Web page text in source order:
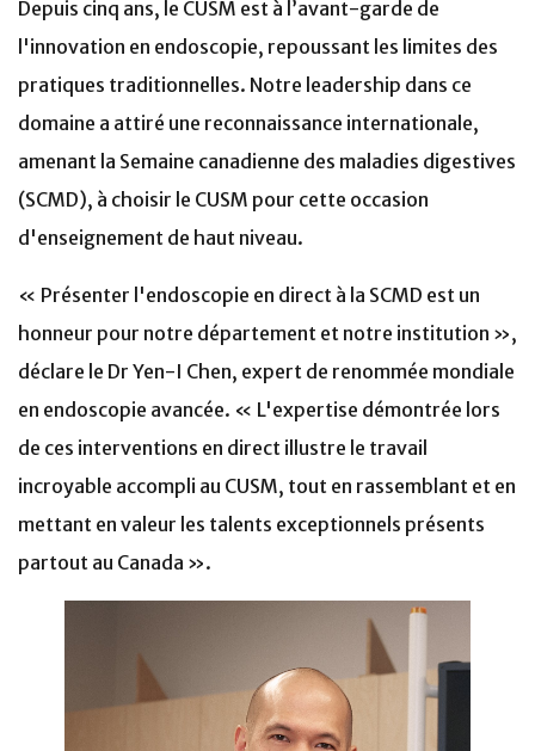
Depuis cinq ans, le CUSM est à l’avant-garde de
l'innovation en endoscopie, repoussant les limites des
pratiques traditionnelles. Notre leadership dans ce
domaine a attiré une reconnaissance internationale,
amenant la Semaine canadienne des maladies digestives
(SCMD), à choisir le CUSM pour cette occasion
d'enseignement de haut niveau.
« Présenter l'endoscopie en direct à la SCMD est un
honneur pour notre département et notre institution »,
déclare le Dr Yen-I Chen, expert de renommée mondiale
en endoscopie avancée. « L'expertise démontrée lors
de ces interventions en direct illustre le travail
incroyable accompli au CUSM, tout en rassemblant et en
mettant en valeur les talents exceptionnels présents
partout au Canada ».